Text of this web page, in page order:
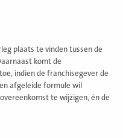
plaats te vinden tussen de
komt de
indien de franchisegever de
afgeleide formule wil
te wijzigen, én de